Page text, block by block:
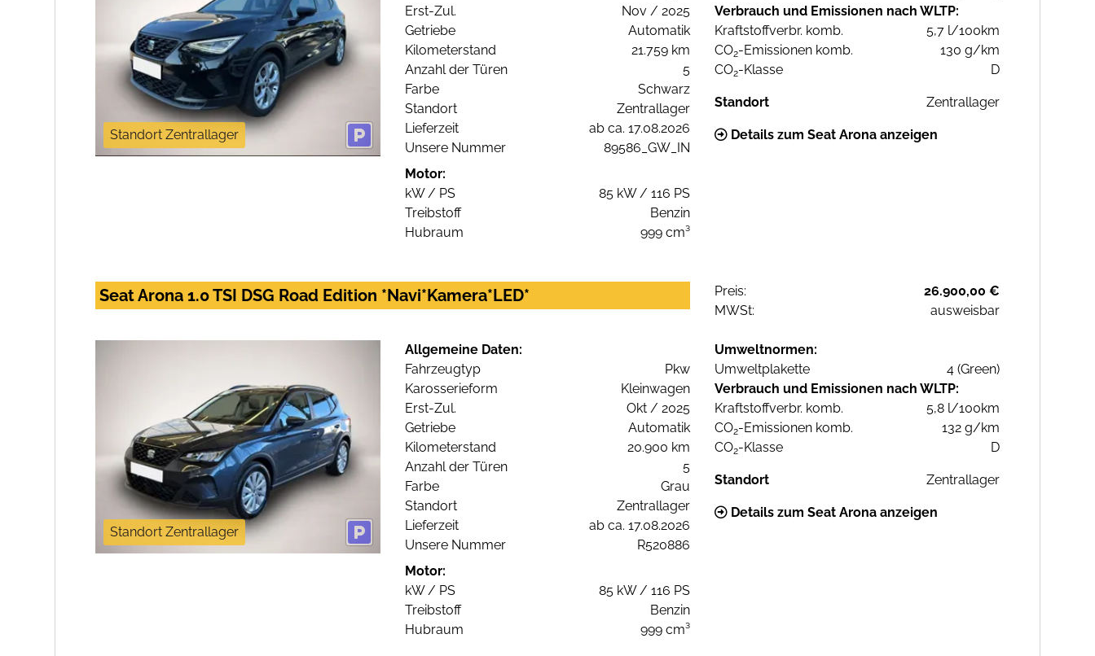
Standort Zentrallager
Erst-Zul.
Nov / 2025
Getriebe
Automatik
Kilometerstand
21.759 km
Anzahl der Türen
5
Farbe
Schwarz
Standort
Zentrallager
Lieferzeit
ab ca. 17.08.2026
Unsere Nummer
89586_GW_IN
Motor:
kW / PS
85 kW / 116 PS
Treibstoff
Benzin
Hubraum
999 cm³
Verbrauch und Emissionen nach WLTP:
Kraftstoffverbr. komb.
5,7 l/100km
CO2-Emissionen komb.
130 g/km
CO2-Klasse D
Standort Zentrallager
Details zum Seat Arona anzeigen
Seat Arona 1.0 TSI DSG Road Edition *Navi*Kamera*LED* Preis:
26.900,00 €
MWSt:
ausweisbar
Standort Zentrallager
Allgemeine Daten:
Fahrzeugtyp
Pkw
Karosserieform
Kleinwagen
Erst-Zul.
Okt / 2025
Getriebe
Automatik
Kilometerstand
20.900 km
Anzahl der Türen
5
Farbe
Grau
Standort
Zentrallager
Lieferzeit
ab ca. 17.08.2026
Unsere Nummer
R520886
Motor:
kW / PS
85 kW / 116 PS
Treibstoff
Benzin
Hubraum
999 cm³
Umweltnormen:
Umweltplakette
4 (Green)
Verbrauch und Emissionen nach WLTP:
Kraftstoffverbr. komb.
5,8 l/100km
CO2-Emissionen komb.
132 g/km
CO2-Klasse D
Standort Zentrallager
Details zum Seat Arona anzeigen